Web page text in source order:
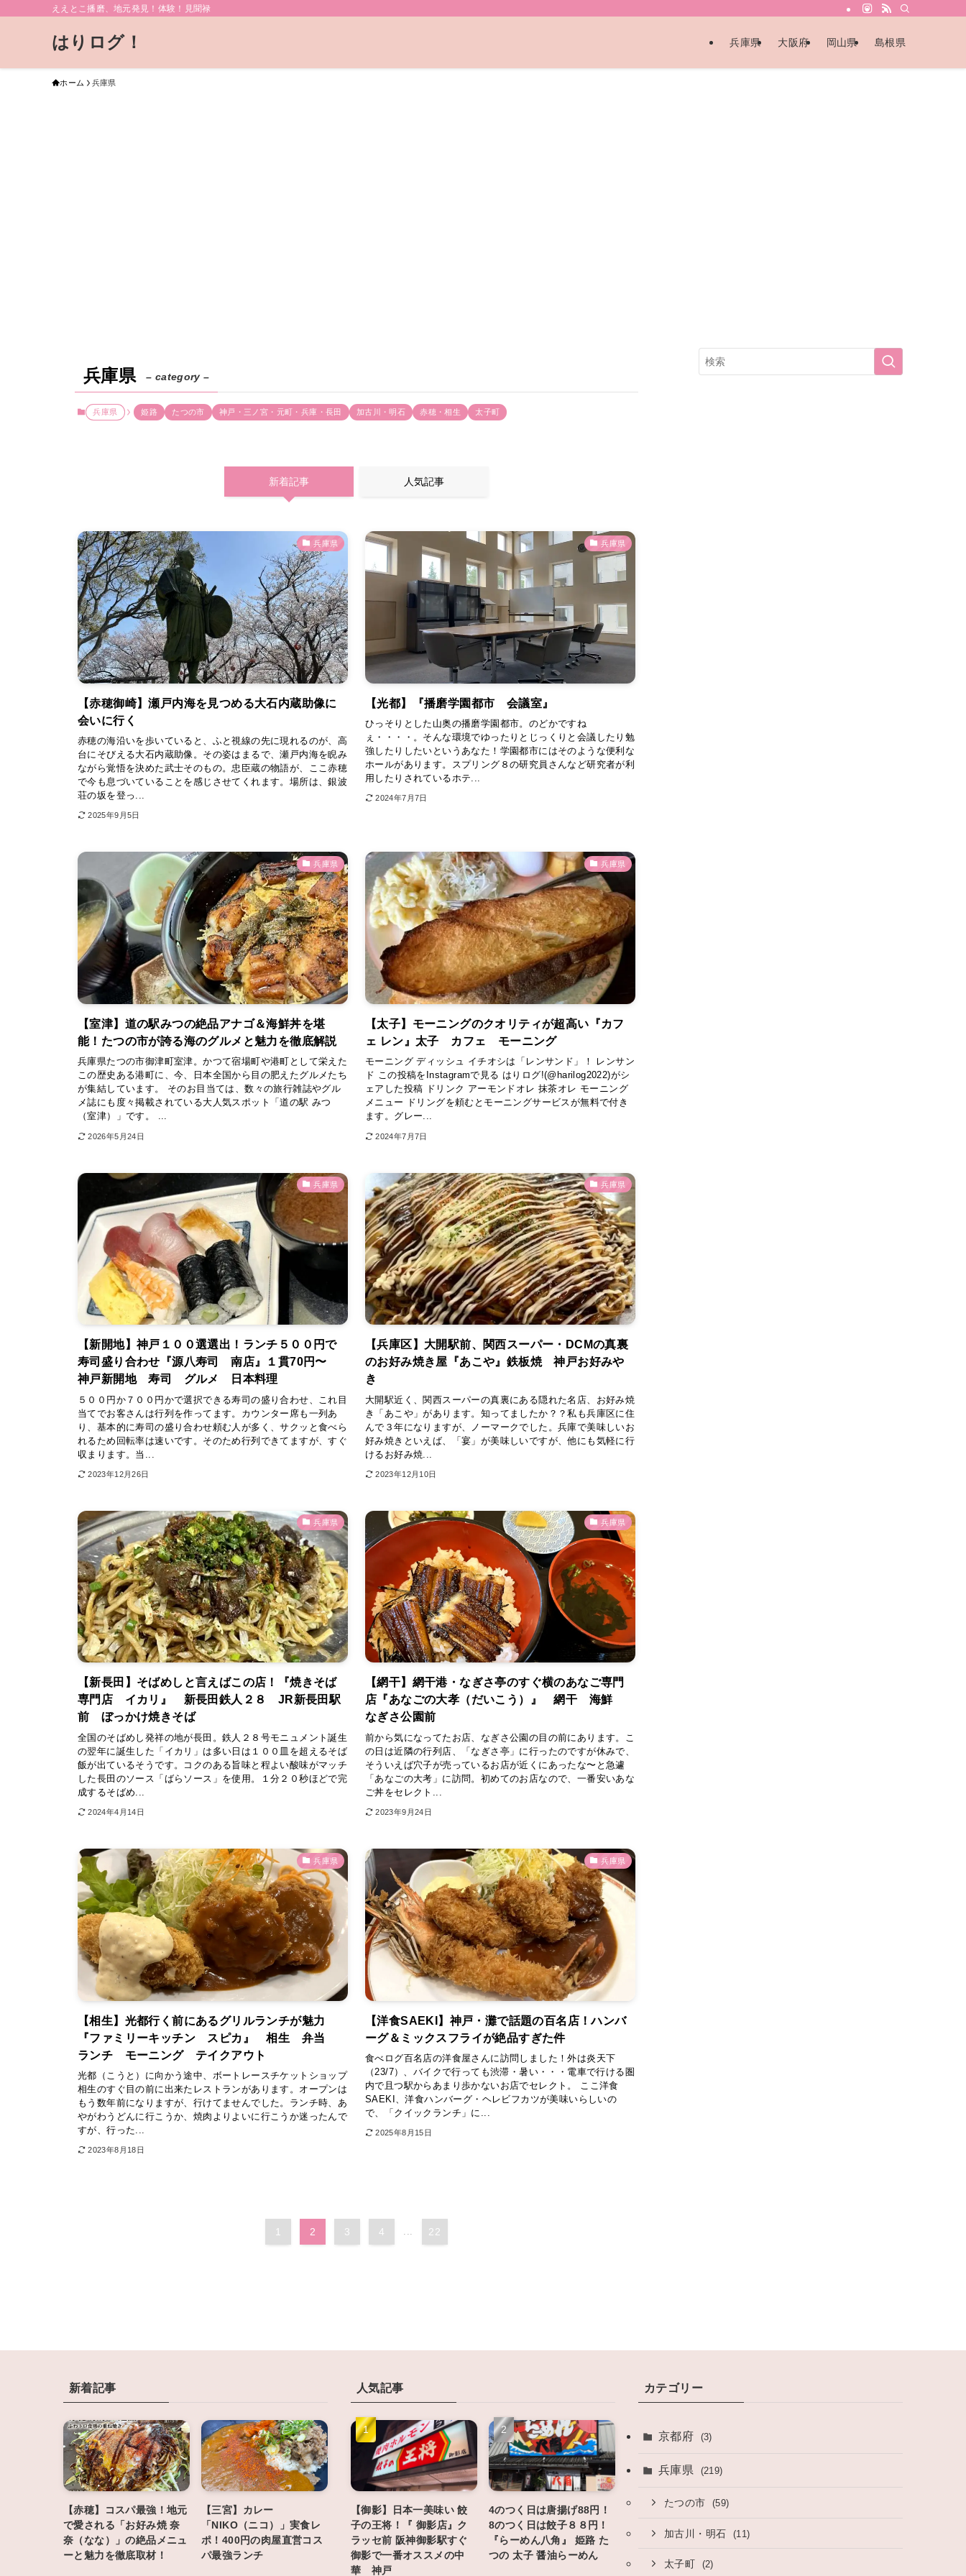
ええとこ播磨、地元発見！体験！見聞禄
はりログ！ 兵庫県 大阪府 岡山県 島根県
ホーム 兵庫県
兵庫県 – category –
兵庫県 姫路 たつの市 神戸・三ノ宮・元町・兵庫・長田 加古川・明石 赤穂・相生 太子町
新着記事 人気記事
兵庫県
【赤穂御崎】瀬戸内海を見つめる大石内蔵助像に
会いに行く
赤穂の海沿いを歩いていると、ふと視線の先に現れるのが、高
台にそびえる大石内蔵助像。その姿はまるで、瀬戸内海を睨み
ながら覚悟を決めた武士そのもの。忠臣蔵の物語が、ここ赤穂
で今も息づいていることを感じさせてくれます。場所は、銀波
荘の坂を登っ...
2025年9月5日
兵庫県
【光都】『播磨学園都市 会議室』
ひっそりとした山奥の播磨学園都市。のどかですね
ぇ・・・・。そんな環境でゆったりとじっくりと会議したり勉
強したりしたいというあなた！学園都市にはそのような便利な
ホールがあります。スプリング８の研究員さんなど研究者が利
用したりされているホテ...
2024年7月7日
兵庫県
【室津】道の駅みつの絶品アナゴ＆海鮮丼を堪
能！たつの市が誇る海のグルメと魅力を徹底解説
兵庫県たつの市御津町室津。かつて宿場町や港町として栄えた
この歴史ある港町に、今、日本全国から目の肥えたグルメたち
が集結しています。 そのお目当ては、数々の旅行雑誌やグル
メ誌にも度々掲載されている大人気スポット「道の駅 みつ
（室津）」です。 ...
2026年5月24日
兵庫県
【太子】モーニングのクオリティが超高い『カフ
ェ レン』太子 カフェ モーニング
モーニング ディッシュ イチオシは「レンサンド」！ レンサン
ド この投稿をInstagramで見る はりログ!(@harilog2022)がシ
ェアした投稿 ドリンク アーモンドオレ 抹茶オレ モーニング
メニュー ドリングを頼むとモーニングサービスが無料で付き
ます。グレー...
2024年7月7日
兵庫県
【新開地】神戸１００選選出！ランチ５００円で
寿司盛り合わせ『源八寿司 南店』１貫70円〜
神戸新開地 寿司 グルメ 日本料理
５００円か７００円かで選択できる寿司の盛り合わせ、これ目
当てでお客さんは行列を作ってます。カウンター席も一列あ
り、基本的に寿司の盛り合わせ頼む人が多く、サクッと食べら
れるため回転率は速いです。そのため行列できてますが、すぐ
収まります。当...
2023年12月26日
兵庫県
【兵庫区】大開駅前、関西スーパー・DCMの真裏
のお好み焼き屋『あこや』鉄板焼 神戸お好みや
き
大開駅近く、関西スーパーの真裏にある隠れた名店、お好み焼
き「あこや」があります。知ってましたか？？私も兵庫区に住
んで３年になりますが、ノーマークでした。兵庫で美味しいお
好み焼きといえば、「宴」が美味しいですが、他にも気軽に行
けるお好み焼...
2023年12月10日
兵庫県
【新長田】そばめしと言えばこの店！『焼きそば
専門店 イカリ』 新長田鉄人２８ JR新長田駅
前 ぼっかけ焼きそば
全国のそばめし発祥の地が長田。鉄人２８号モニュメント誕生
の翌年に誕生した「イカリ」は多い日は１００皿を超えるそば
飯が出ているそうです。コクのある旨味と程よい酸味がマッチ
した長田のソース「ばらソース」を使用。１分２０秒ほどで完
成するそばめ...
2024年4月14日
兵庫県
【網干】網干港・なぎさ亭のすぐ横のあなご専門
店『あなごの大孝（だいこう）』 網干 海鮮
なぎさ公園前
前から気になってたお店、なぎさ公園の目の前にあります。こ
の日は近隣の行列店、「なぎさ亭」に行ったのですが休みで、
そういえば穴子が売っているお店が近くにあったな〜と急遽
「あなごの大考」に訪問。初めてのお店なので、一番安いあな
ご丼をセレクト...
2023年9月24日
兵庫県
【相生】光都行く前にあるグリルランチが魅力
『ファミリーキッチン スピカ』 相生 弁当
ランチ モーニング テイクアウト
光都（こうと）に向かう途中、ボートレースチケットショップ
相生のすぐ目の前に出来たレストランがあります。オープンは
もう数年前になりますが、行けてませんでした。ランチ時、あ
やがわうどんに行こうか、焼肉よりよいに行こうか迷ったんで
すが、行った...
2023年8月18日
兵庫県
【洋食SAEKI】神戸・灘で話題の百名店！ハンバ
ーグ＆ミックスフライが絶品すぎた件
食べログ百名店の洋食屋さんに訪問しました！外は炎天下
（23/7）、バイクで行っても渋滞・暑い・・・電車で行ける圏
内で且つ駅からあまり歩かないお店でセレクト。 ここ洋食
SAEKI、洋食ハンバーグ・ヘレビフカツが美味いらしいの
で、「クイックランチ」に...
2025年8月15日
1 2 3 4 ... 22
新着記事
【赤穂】コスパ最強！地元
で愛される「お好み焼 奈
奈（なな）」の絶品メニュ
ーと魅力を徹底取材！
【三宮】カレー
「NIKO（ニコ）」実食レ
ポ！400円の肉屋直営コス
パ最強ランチ
人気記事
【御影】日本一美味い 餃
子の王将！『 御影店』ク
ラッセ前 阪神御影駅すぐ
御影で一番オススメの中
華 神戸
4のつく日は唐揚げ88円！
8のつく日は餃子８８円！
『らーめん八角』 姫路 た
つの 太子 醤油らーめん
カテゴリー
京都府 (3)
兵庫県 (219)
たつの市 (59)
加古川・明石 (11)
太子町 (2)